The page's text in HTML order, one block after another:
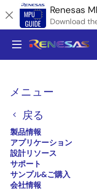
イ
ン
Renesas
Download
メニュー
戻る
製品情報
アプリケーション
設計リソース
サポート
サンプル&ご購入
会社情報
パ
く
ず
マイクロコン
株式会社アルファプロジェ
株式会社ア
クト RZ/
ド AP-